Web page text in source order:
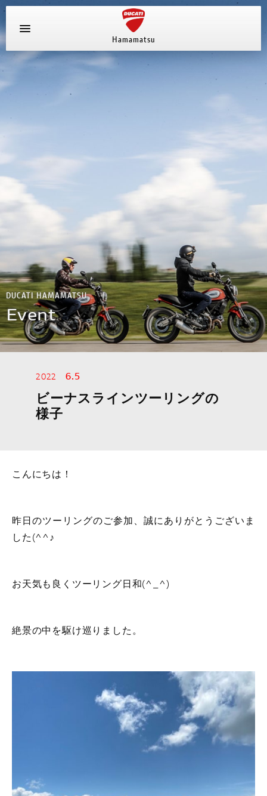
Hamamatsu
ブログ
キャンペーン
スタッフ紹介
イベント
アパレル
MOTOGP
WSBK
デスモプラン
DUCATI HAMAMATSU
Event
2022 6.5
ビーナスラインツーリングの
様子
こんにちは！
昨日のツーリングのご参加、誠にありがとうございま
した(^^♪
お天気も良くツーリング日和(^_^)
絶景の中を駆け巡りました。